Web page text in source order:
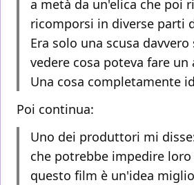
a metà da un'elica che poi
ricomporsi in diverse parti
Era solo una scusa davvero
vedere cosa poteva fare un
Una cosa completamente
Poi continua:
Uno dei produttori mi
che potrebbe impedire loro
questo film è un'idea